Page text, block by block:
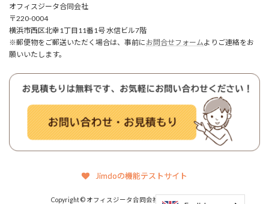
オフィスジータ合同会社
〒220-0004
横浜市西区北幸1丁目11番1号 水信ビル7階
※郵便物をご郵送いただく場合は、事前に お問合せフォームよりご連絡をお
願いいたします。
Jimdoの機能テストサイト
Copyright © オフィスジータ合同会社 All Rights Reserved.